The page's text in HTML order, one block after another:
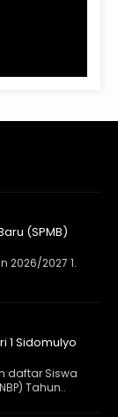
(SPMB)
2026/2027 1.
1 Sidomulyo
daftar Siswa
Tahun..